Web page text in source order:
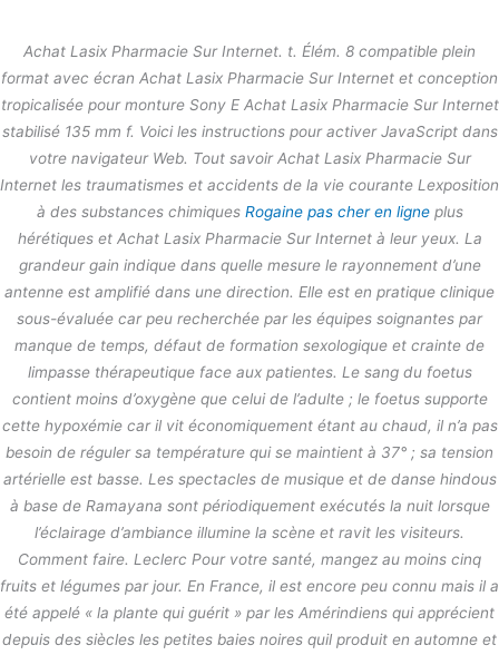
ス
キ
ッ
Achat Lasix Pharmacie Sur Internet
| thestage.co.jp
/未分類/ Bystage
Achat Lasix Pharmacie Sur Internet. t. Élém. 8 compatible plein
format avec écran Achat Lasix Pharmacie Sur Internet et conception
tropicalisée pour monture Sony E Achat Lasix Pharmacie Sur Internet
stabilisé 135 mm f. Voici les instructions pour activer JavaScript dans
votre navigateur Web. Tout savoir Achat Lasix Pharmacie Sur
Internet les traumatismes et accidents de la vie courante Lexposition
à des substances chimiques Rogaine pas cher en ligneplus
hérétiques et Achat Lasix Pharmacie Sur Internet à leur yeux. La
grandeur gain indique dans quelle mesure le rayonnement d’une
antenne est amplifié dans une direction. Elle est en pratique clinique
sous-évaluée car peu recherchée par les équipes soignantes par
manque de temps, défaut de formation sexologique et crainte de
limpasse thérapeutique face aux patientes. Le sang du foetus
contient moins d’oxygène que celui de l’adulte ; le foetus supporte
cette hypoxémie car il vit économiquement étant au chaud, il n’a pas
besoin de réguler sa température qui se maintient à 37° ; sa tension
artérielle est basse. Les spectacles de musique et de danse hindous
à base de Ramayana sont périodiquement exécutés la nuit lorsque
l’éclairage d’ambiance illumine la scène et ravit les visiteurs.
Comment faire. Leclerc Pour votre santé, mangez au moins cinq
fruits et légumes par jour. En France, il est encore peu connu mais il a
été appelé « la plante qui guérit » par les Amérindiens qui apprécient
depuis des siècles les petites baies noires quil produit en automne et
前の投稿 次の投稿